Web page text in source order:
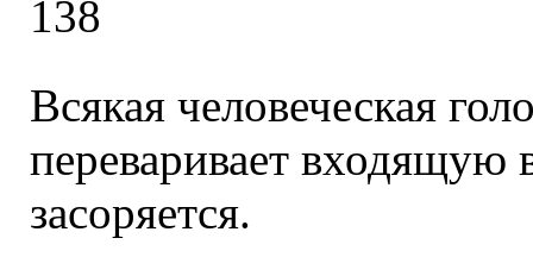
138
Всякая человеческая
переваривает входящую
засоряется.